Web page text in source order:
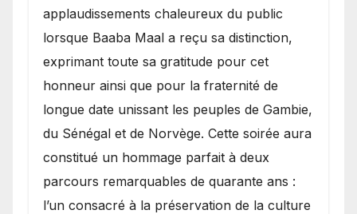
applaudissements chaleureux du public
lorsque Baaba Maal a reçu sa distinction,
exprimant toute sa gratitude pour cet
honneur ainsi que pour la fraternité de
longue date unissant les peuples de Gambie,
du Sénégal et de Norvège. Cette soirée aura
constitué un hommage parfait à deux
parcours remarquables de quarante ans :
l’un consacré à la préservation de la culture